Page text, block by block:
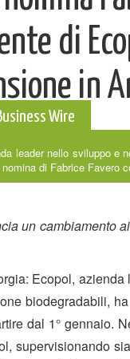
di
in
Wire
leader nello sviluppo e
di Fabrice Favero
un cambiamento
Ecopol,
biodegradabili,
dal 1° gennaio.
supervisionando